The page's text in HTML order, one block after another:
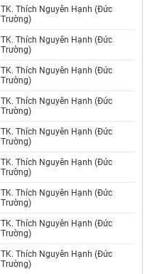
TK. Thích Nguyên Hạnh (Đức
Trường)
TK. Thích Nguyên Hạnh (Đức
Trường)
TK. Thích Nguyên Hạnh (Đức
Trường)
TK. Thích Nguyên Hạnh (Đức
Trường)
TK. Thích Nguyên Hạnh (Đức
Trường)
TK. Thích Nguyên Hạnh (Đức
Trường)
TK. Thích Nguyên Hạnh (Đức
Trường)
TK. Thích Nguyên Hạnh (Đức
Trường)
TK. Thích Nguyên Hạnh (Đức
Trường)